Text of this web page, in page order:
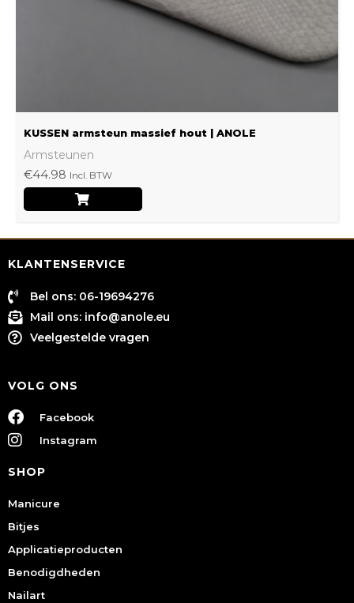
KUSSEN armsteun massief hout | ANOLE
Armsteunen
€44.98 Incl. BTW
worden
KLANTENSERVICE
Bel ons: 06-19694276
Mail ons: info@anole.eu
Veelgestelde vragen
VOLG ONS
Facebook
Instagram
SHOP
Manicure
Bitjes
Applicatieproducten
Benodigdheden
Nailart